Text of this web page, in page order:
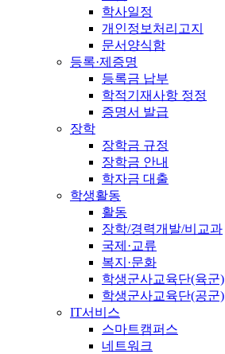
학사일정
개인정보처리고지
문서양식함
등록·제증명
등록금 납부
학적기재사항 정정
증명서 발급
장학
장학금 규정
장학금 안내
학자금 대출
학생활동
활동
장학/경력개발/비교과
국제·교류
복지·문화
학생군사교육단(육군)
학생군사교육단(공군)
IT서비스
스마트캠퍼스
네트워크